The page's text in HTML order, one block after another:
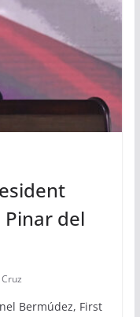
Pinar del
Bermúdez, First